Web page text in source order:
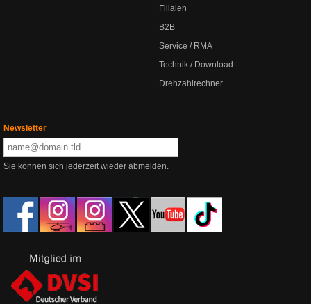
Filialen
B2B
Service / RMA
Technik / Download
Drehzahlrechner
Newsletter
Sie können sich jederzeit wieder abmelden.